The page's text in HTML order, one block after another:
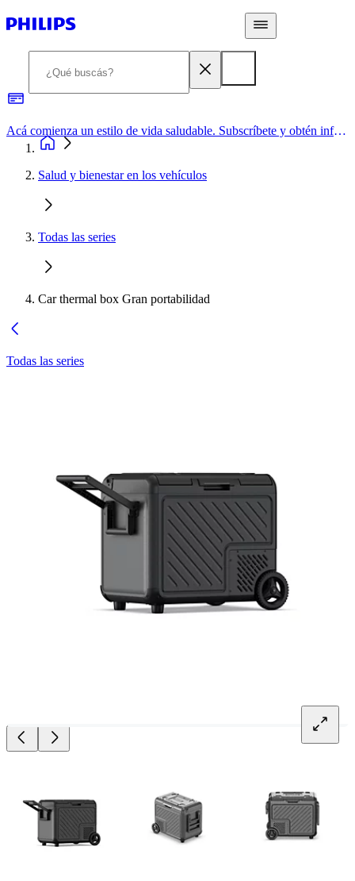
Acá comienza un estilo de vida saludable. Subscríbete y obtén información de primera mano
Salud y bienestar en los vehículos
Todas las series
Car thermal box Gran portabilidad
Todas las series